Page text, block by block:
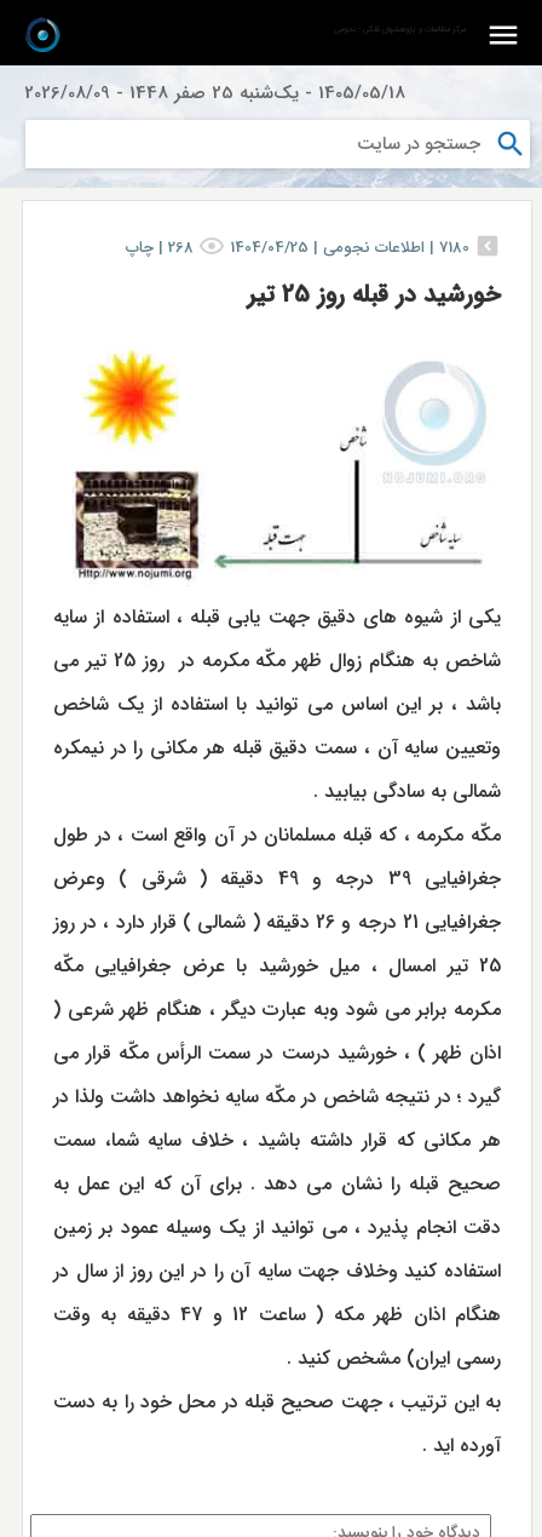
1405/05/18
- یک‌شنبه 25 صفر 1448 -
2026/08/09
مرکز مطالعات و پژوهشهای فلکی - نجومی
7180
| اطلاعات نجومی | 1404/04/25
268
| چاپ
خورشید در قبله روز 25 تیر
یکی از شیوه های دقیق جهت یابی قبله ، استفاده از سایه
شاخص به هنگام زوال ظهر مکّه مکرمه در روز 25 تیر می
باشد ، بر این اساس می توانید با استفاده از یک شاخص
وتعیین سایه آن ، سمت دقیق قبله هر مکانی را در نیمکره
شمالی به سادگی بیابید .
مکّه مکرمه ، که قبله مسلمانان در آن واقع است ، در طول
جغرافیایی 39 درجه و 49 دقیقه ( شرقی ) وعرض
جغرافیایی 21 درجه و 26 دقیقه ( شمالی ) قرار دارد ، در روز
25 تیر امسال ، میل خورشید با عرض جغرافیایی مکّه
مکرمه برابر می شود وبه عبارت دیگر ، هنگام ظهر شرعی (
اذان ظهر ) ، خورشید درست در سمت الرأس مکّه قرار می
گیرد ؛ در نتیجه شاخص در مکّه سایه نخواهد داشت ولذا در
هر مکانی که قرار داشته باشید ، خلاف سایه شما، سمت
صحیح قبله را نشان می دهد . برای آن که این عمل به
دقت انجام پذیرد ، می توانید از یک وسیله عمود بر زمین
استفاده کنید وخلاف جهت سایه آن را در این روز از سال در
هنگام اذان ظهر مکه ( ساعت 12 و 47 دقیقه به وقت
رسمی ایران) مشخص کنید .
به این ترتیب ، جهت صحیح قبله در محل خود را به دست
آورده اید .